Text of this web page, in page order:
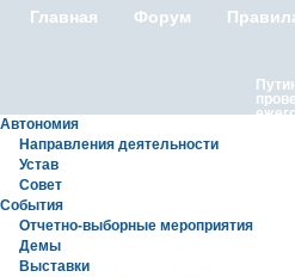
Главная Форум
Автономия
Направления деятельности
Устав
Совет
События
Отчетно-выборные мероприятия
Демы
Выставки